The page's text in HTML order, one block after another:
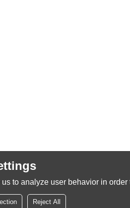
to analyze user behavior in order
Reject All